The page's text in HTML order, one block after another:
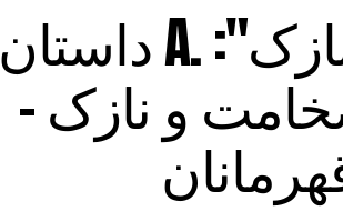
داستان A. چخوف "ضخیم و نازک":
و نازک -